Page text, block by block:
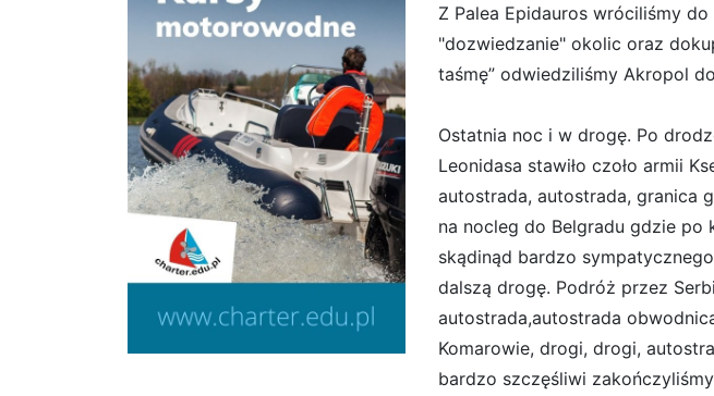
Z Palea Epidauros wróciliśmy
"dozwiedzanie" okolic oraz
taśmę” odwiedziliśmy Akropol
Ostatnia noc i w drogę. Po
Leonidasa stawiło czoło armii
autostrada, autostrada, granica
na nocleg do Belgradu gdzie po
skądinąd bardzo
dalszą drogę. Podróż przez
autostrada,autostrada
Komarowie, drogi, drogi,
bardzo szczęśliwi